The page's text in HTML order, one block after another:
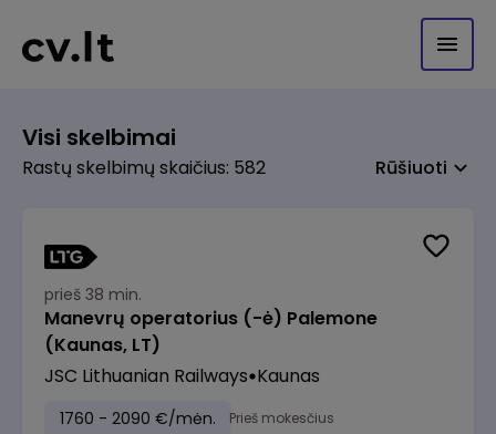
Visi skelbimai
Rastų skelbimų skaičius: 582 Rūšiuoti
prieš 38 min.
Manevrų operatorius (-ė) Palemone
(Kaunas, LT)
JSC Lithuanian Railways Kaunas
1760 - 2090 €/mėn. Prieš mokesčius